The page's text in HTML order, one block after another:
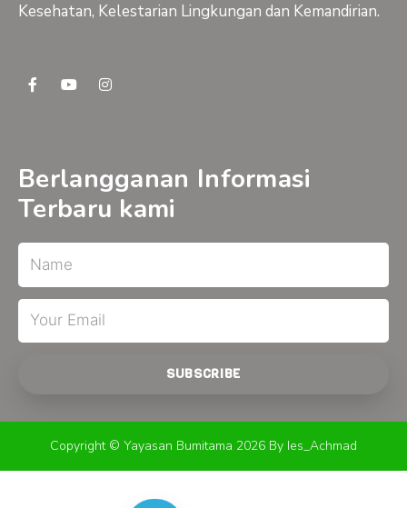
Kesehatan, Kelestarian Lingkungan dan Kemandirian.
F
a
k
-
f
Y
o
I
n
a
m
Berlangganan Informasi
Terbaru kami
Name
Email
SUBSCRIBE
Copyright © Yayasan Bumitama 2026 By Ies_Achmad